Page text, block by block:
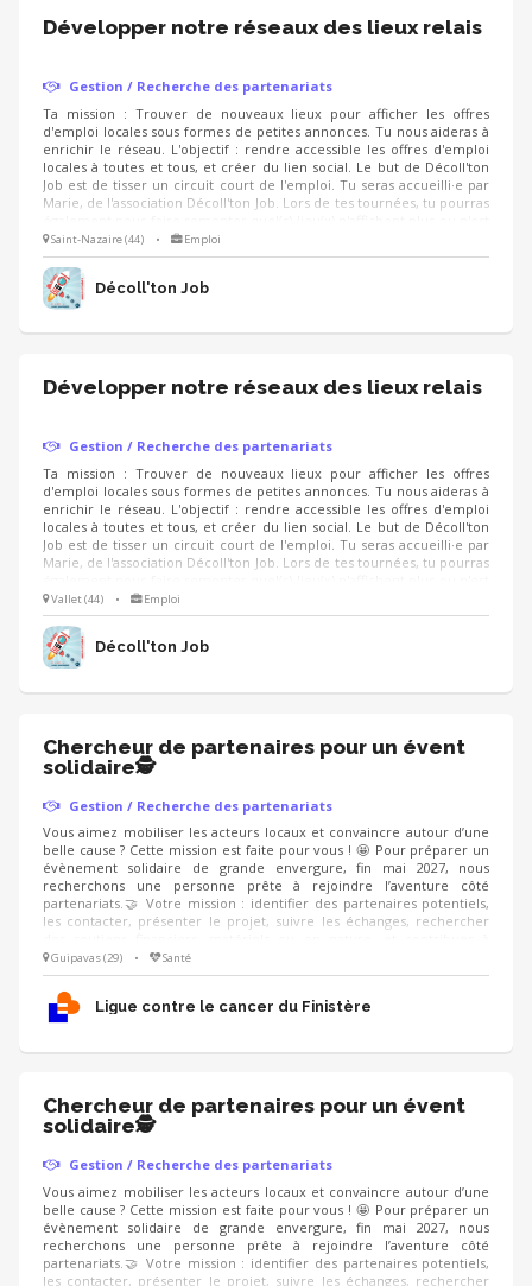
Développer notre réseaux des lieux relais
Gestion / Recherche des partenariats
Ta mission : Trouver de nouveaux lieux pour afficher les offres
d'emploi locales sous formes de petites annonces. Tu nous aideras à
enrichir le réseau. L'objectif : rendre accessible les offres d'emploi
locales à toutes et tous, et créer du lien social. Le but de Décoll'ton
Job est de tisser un circuit court de l'emploi. Tu seras accueilli·e par
Marie, de l'association Décoll'ton Job. Lors de tes tournées, tu pourras
pas à jour dans la diffusion des offres d'emploi.
Saint-Nazaire (44) • Emploi
Décoll'ton Job
Développer notre réseaux des lieux relais
Gestion / Recherche des partenariats
Ta mission : Trouver de nouveaux lieux pour afficher les offres
d'emploi locales sous formes de petites annonces. Tu nous aideras à
enrichir le réseau. L'objectif : rendre accessible les offres d'emploi
locales à toutes et tous, et créer du lien social. Le but de Décoll'ton
Job est de tisser un circuit court de l'emploi. Tu seras accueilli·e par
Marie, de l'association Décoll'ton Job. Lors de tes tournées, tu pourras
pas à jour dans la diffusion des offres d'emploi.
Vallet (44) • Emploi
Décoll'ton Job
Chercheur de partenaires pour un évent
solidaire🕵
Gestion / Recherche des partenariats
Vous aimez mobiliser les acteurs locaux et convaincre autour d’une
belle cause ? Cette mission est faite pour vous ! 🤩 Pour préparer un
évènement solidaire de grande envergure, fin mai 2027, nous
recherchons une personne prête à rejoindre l’aventure côté
partenariats.🤝 Votre mission : identifier des partenaires potentiels,
les contacter, présenter le projet, suivre les échanges, rechercher
valoriser les partenaires engagés aux côtés de l’événement. On
recherche : un·e ambassadeur·rice convaincant·e, organisé·e, à l’aise
dans le contact, qui sait présenter un projet avec enthousiasme et
créer une relation de confiance.
Guipavas (29) • Santé
Ligue contre le cancer du Finistère
Chercheur de partenaires pour un évent
solidaire🕵
Gestion / Recherche des partenariats
Vous aimez mobiliser les acteurs locaux et convaincre autour d’une
belle cause ? Cette mission est faite pour vous ! 🤩 Pour préparer un
évènement solidaire de grande envergure, fin mai 2027, nous
recherchons une personne prête à rejoindre l’aventure côté
partenariats.🤝 Votre mission : identifier des partenaires potentiels,
les contacter, présenter le projet, suivre les échanges, rechercher